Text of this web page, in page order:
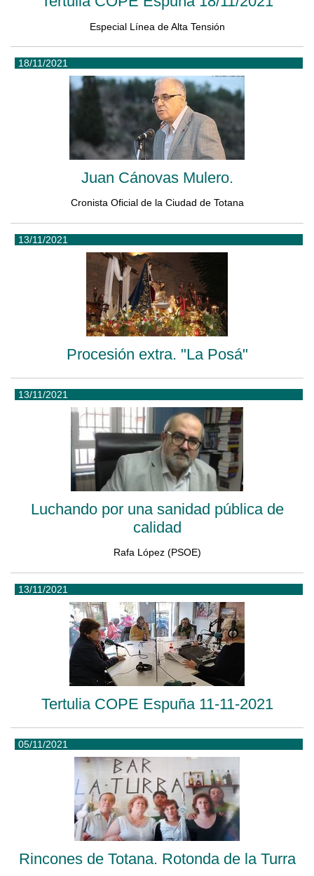
Especial Línea de Alta Tensión
18/11/2021
Juan Cánovas Mulero.
Cronista Oficial de la Ciudad de Totana
13/11/2021
Procesión extra. "La Posá"
13/11/2021
Luchando por una sanidad pública de
calidad
Rafa López (PSOE)
13/11/2021
Tertulia COPE Espuña 11-11-2021
05/11/2021
Rincones de Totana. Rotonda de la Turra